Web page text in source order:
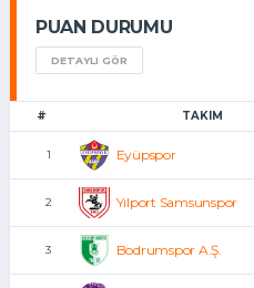
PUAN DURUMU
DETAYLI GÖR
# TAKIM
1 Eyüpspor
2 Yılport Samsunspor
3 Bodrumspor A.Ş.